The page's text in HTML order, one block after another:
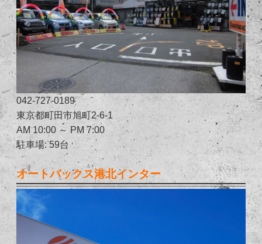
042-727-0189
東京都町田市旭町2-6-1
AM 10:00 ～ PM 7:00
駐車場: 59台
オートバックス港北インター